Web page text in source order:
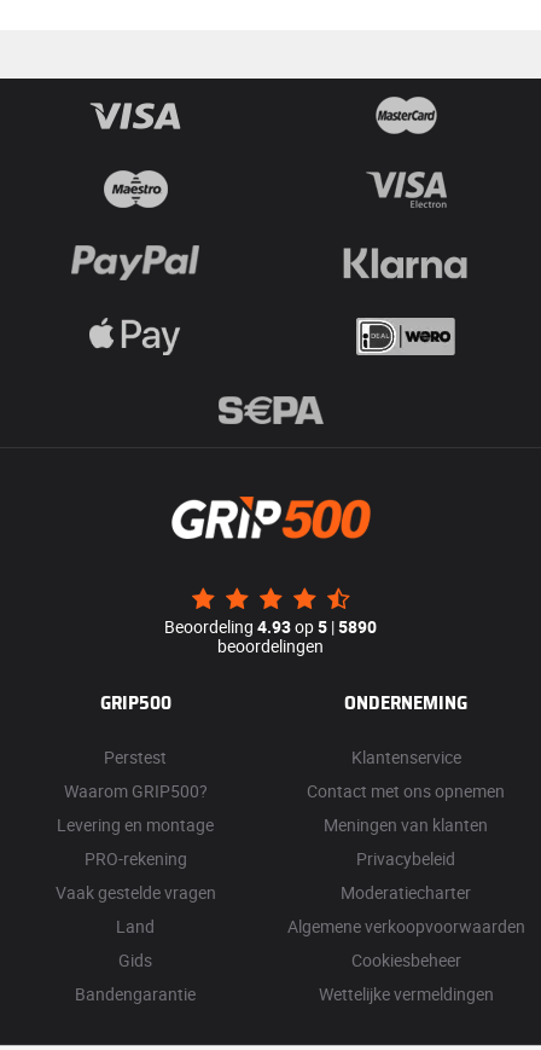
Beoordeling 4.93op5 |5890
beoordelingen
GRIP500
Perstest
Waarom GRIP500?
Levering en montage
PRO-rekening
Vaak gestelde vragen
Land
Gids
Bandengarantie
ONDERNEMING
Klantenservice
Contact met ons opnemen
Meningen van klanten
Privacybeleid
Moderatiecharter
Algemene verkoopvoorwaarden
Cookiesbeheer
Wettelijke vermeldingen